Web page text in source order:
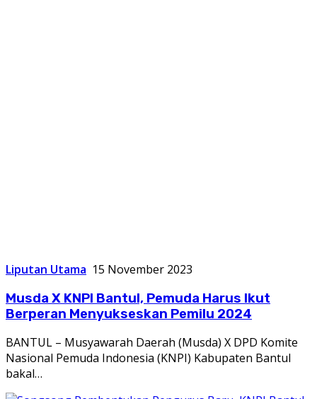
Liputan Utama 15 November 2023
Musda X KNPI Bantul, Pemuda Harus Ikut
Berperan Menyukseskan Pemilu 2024
BANTUL – Musyawarah Daerah (Musda) X DPD Komite
Nasional Pemuda Indonesia (KNPI) Kabupaten Bantul
bakal…